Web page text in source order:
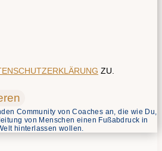
ZU.
Community von Coaches an, die wie Du,
von Menschen einen Fußabdruck in
hinterlassen wollen.